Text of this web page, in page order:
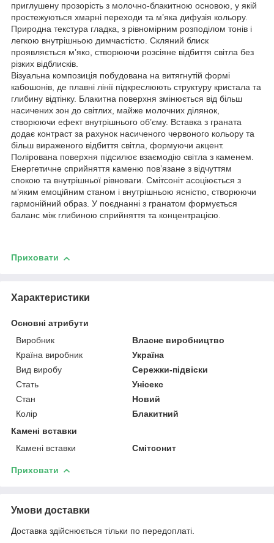
приглушену прозорість з молочно-блакитною основою, у якій
простежуються хмарні переходи та м’яка дифузія кольору.
Природна текстура гладка, з рівномірним розподілом тонів і
легкою внутрішньою димчастістю. Скляний блиск
проявляється м’яко, створюючи розсіяне відбиття світла без
різких відблисків.
Візуальна композиція побудована на витягнутій формі
кабошонів, де плавні лінії підкреслюють структуру кристала та
глибину відтінку. Блакитна поверхня змінюється від більш
насичених зон до світлих, майже молочних ділянок,
створюючи ефект внутрішнього об’єму. Вставка з граната
додає контраст за рахунок насиченого червоного кольору та
більш вираженого відбиття світла, формуючи акцент.
Полірована поверхня підсилює взаємодію світла з каменем.
Енергетичне сприйняття каменю пов’язане з відчуттям
спокою та внутрішньої рівноваги. Смітсоніт асоціюється з
м’яким емоційним станом і внутрішньою ясністю, створюючи
гармонійний образ. У поєднанні з гранатом формується
баланс між глибиною сприйняття та концентрацією.
Приховати
Характеристики
Основні атрибути
Виробник
Власне виробництво
Країна виробник
Україна
Вид виробу
Сережки-підвіски
Стать
Унісекс
Стан
Новий
Колір
Блакитний
Камені вставки
Камені вставки
Смітсонит
Приховати
Умови доставки
Доставка здійснюється тільки по передоплаті.